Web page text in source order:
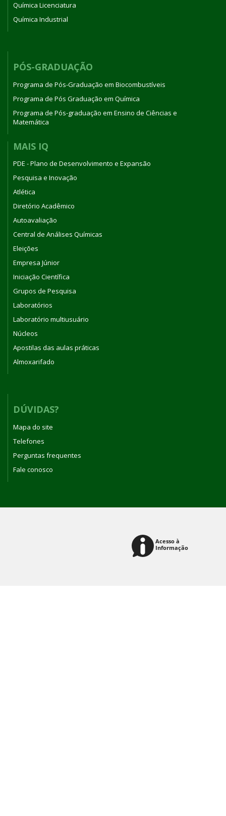
Química Licenciatura
Química Industrial
PÓS-GRADUAÇÃO
Programa de Pós-Graduação em Biocombustíveis
Programa de Pós Graduação em Química
Programa de Pós-graduação em Ensino de Ciências e
Matemática
MAIS IQ
PDE - Plano de Desenvolvimento e Expansão
Pesquisa e Inovação
Atlética
Diretório Acadêmico
Autoavaliação
Central de Análises Químicas
Eleições
Empresa Júnior
Iniciação Científica
Grupos de Pesquisa
Laboratórios
Laboratório multiusuário
Núcleos
Apostilas das aulas práticas
Almoxarifado
DÚVIDAS?
Mapa do site
Telefones
Perguntas frequentes
Fale conosco